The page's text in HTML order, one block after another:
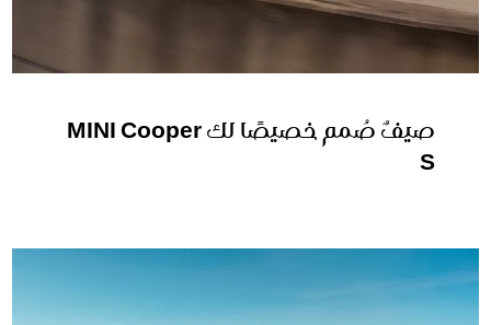
صيفٌ صُمم خصيصًا لك MINI Cooper
S